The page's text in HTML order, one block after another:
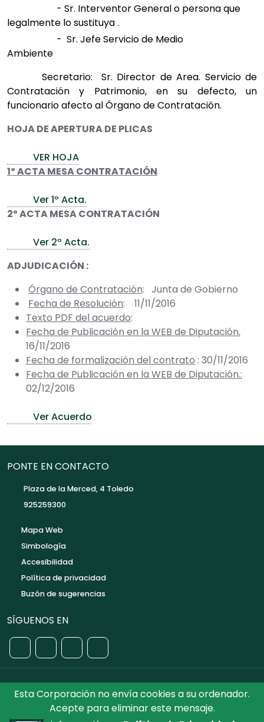
Esta Corporación no envía cookies a su ordenador.
Acepte para eliminar este mensaje.
- Sr. Interventor General o persona que
legalmente lo sustituya .
- Sr. Jefe Servicio de Medio
Ambiente
Secretario: Sr. Director de Area. Servicio de
Contratación y Patrimonio, en su defecto, un
funcionario afecto al Órgano de Contratación.
HOJA DE APERTURA DE PLICAS
VER HOJA
1º ACTA MESA CONTRATACIÓN
Ver 1º Acta.
2º ACTA MESA CONTRATACIÓN
Ver 2º Acta.
ADJUDICACIÓN :
Órgano de Contratación: Junta de Gobierno
Fecha de Resolución: 11/11/2016
Texto PDF del acuerdo:
Fecha de Publicación en la WEB de Diputación.
16/11/2016
Fecha de formalización del contrato : 30/11/2016
Fecha de Publicación en la WEB de Diputación.:
02/12/2016
Ver Acuerdo
PONTE EN CONTACTO
Plaza de la Merced, 4 Toledo
925259300
Mapa Web
Simbología
Accesibilidad
Política de privacidad
Buzón de sugerencias
SÍGUENOS EN
©2026 Diputación de Toledo. Reservados todos los
Derechos. Diseñado por Diputación de Toledo